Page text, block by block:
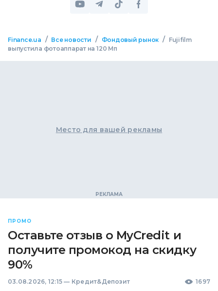
Finance.ua / Все новости / Фондовый рынок /
Fujifilm
выпустила фотоаппарат на 120 Мп
Место для вашей рекламы
ПРОМО
Оставьте отзыв о MyCredit и
получите промокод на скидку
90%
03.08.2026, 12:15 — Кредит&Депозит 1697